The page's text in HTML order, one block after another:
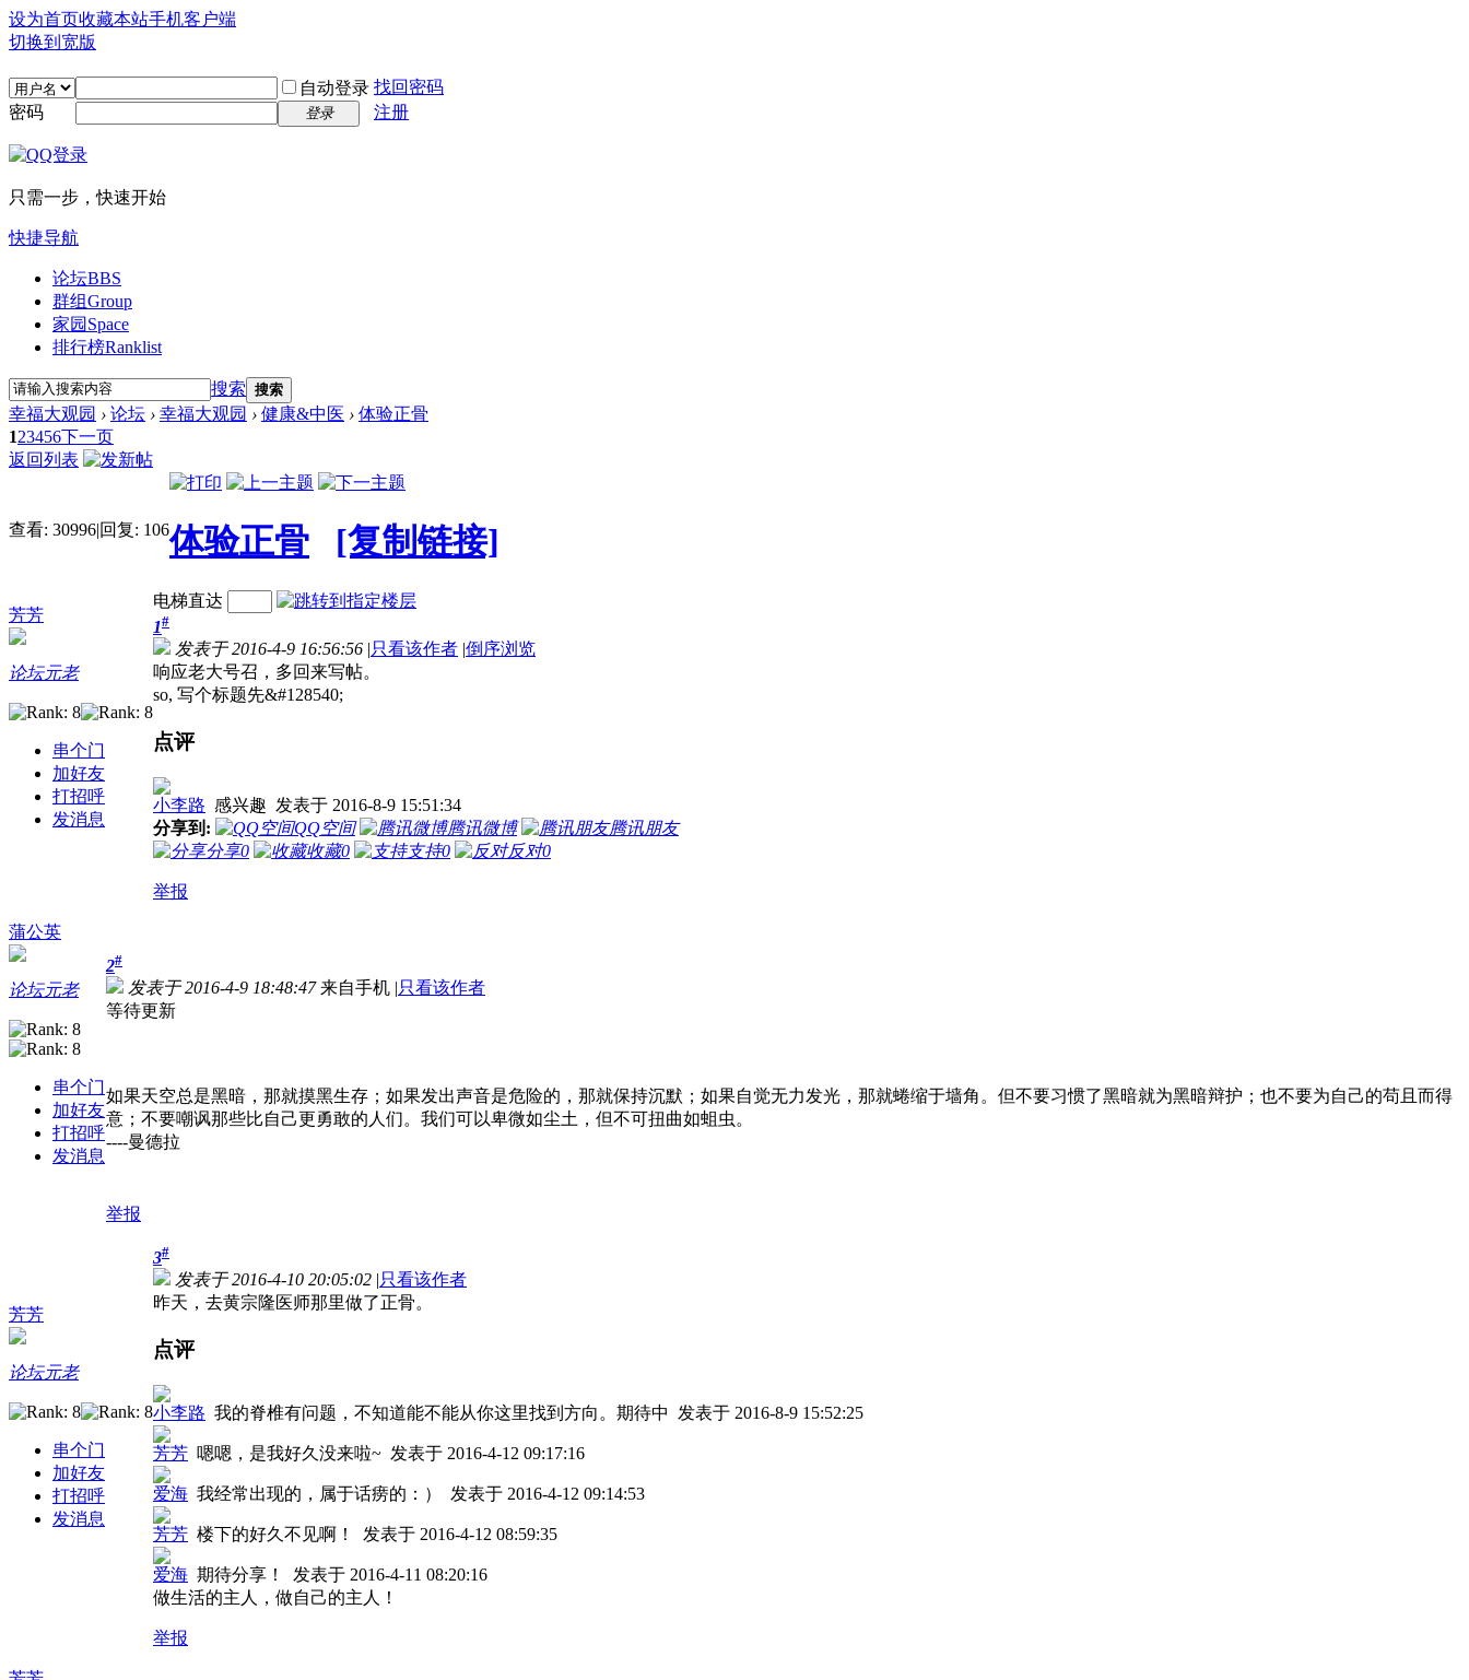
设为首页收藏本站手机客户端
切换到宽版
自动登录 找回密码
密码
登录 注册
只需一步，快速开始
快捷导航
论坛BBS
群组Group
家园 Space
排行榜Ranklist
搜索 搜索
幸福大观园 › 论坛 › 幸福大观园 › 健康&中医 › 体验正骨
123456下一页
返回列表
查看: 30996|回复: 106体验正骨 [复制链接]
芳芳
论坛元老
串个门
加好友
打招呼
发消息
电梯直达
1#
发表于 2016-4-9 16:56:56 |只看该作者 |倒序浏览
响应老大号召，多回来写帖。
so, 写个标题先&#128540;
点评
小李路 感兴趣 发表于 2016-8-9 15:51:34
分享到:
QQ空间 腾讯微博
腾讯朋友
分享0 收藏0 支持0 反对0
举报
蒲公英
论坛元老
串个门
加好友
打招呼
发消息
2#
发表于 2016-4-9 18:48:47 来自手机 |只看该作者
等待更新
如果天空总是黑暗，那就摸黑生存；如果发出声音是危险的，那就保持沉默；如果自觉无力发光，那就蜷缩于墙角。但不要习惯了黑暗就为黑暗辩护；也不要为自己的苟且而得
意；不要嘲讽那些比自己更勇敢的人们。我们可以卑微如尘土，但不可扭曲如蛆虫。
----曼德拉
举报
芳芳
论坛元老
串个门
加好友
打招呼
发消息
3#
发表于 2016-4-10 20:05:02 |只看该作者
昨天，去黄宗隆医师那里做了正骨。
点评
小李路 我的脊椎有问题，不知道能不能从你这里找到方向。期待中 发表于 2016-8-9 15:52:25
芳芳 嗯嗯，是我好久没来啦~ 发表于 2016-4-12 09:17:16
爱海 我经常出现的，属于话痨的：） 发表于 2016-4-12 09:14:53
芳芳 楼下的好久不见啊！ 发表于 2016-4-12 08:59:35
爱海 期待分享！ 发表于 2016-4-11 08:20:16
做生活的主人，做自己的主人！
举报